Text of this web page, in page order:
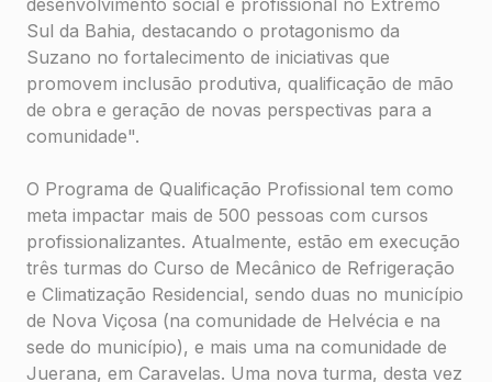
desenvolvimento social e profissional no Extremo
Sul da Bahia, destacando o protagonismo da
Suzano no fortalecimento de iniciativas que
promovem inclusão produtiva, qualificação de mão
de obra e geração de novas perspectivas para a
comunidade".
O Programa de Qualificação Profissional tem como
meta impactar mais de 500 pessoas com cursos
profissionalizantes. Atualmente, estão em execução
três turmas do Curso de Mecânico de Refrigeração
e Climatização Residencial, sendo duas no município
de Nova Viçosa (na comunidade de Helvécia e na
sede do município), e mais uma na comunidade de
Juerana, em Caravelas. Uma nova turma, desta vez